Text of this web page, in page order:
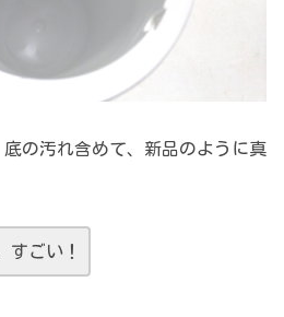
の汚れ含めて、新品のように真
すごい！